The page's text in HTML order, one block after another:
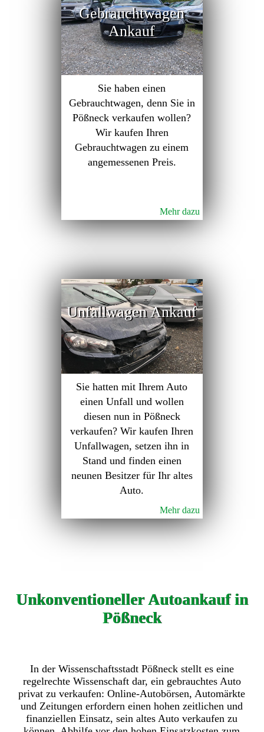
Gebrauchtwagen
Ankauf
Sie haben einen
Gebrauchtwagen, denn Sie in
Pößneck verkaufen wollen?
Wir kaufen Ihren
Gebrauchtwagen zu einem
angemessenen Preis.
Mehr dazu
Unfallwagen Ankauf
Sie hatten mit Ihrem Auto
einen Unfall und wollen
diesen nun in Pößneck
verkaufen? Wir kaufen Ihren
Unfallwagen, setzen ihn in
Stand und finden einen
neunen Besitzer für Ihr altes
Auto.
Mehr dazu
Unkonventioneller Autoankauf in
Pößneck
In der Wissenschaftsstadt Pößneck stellt es eine
regelrechte Wissenschaft dar, ein gebrauchtes Auto
privat zu verkaufen: Online-Autobörsen, Automärkte
und Zeitungen erfordern einen hohen zeitlichen und
finanziellen Einsatz, sein altes Auto verkaufen zu